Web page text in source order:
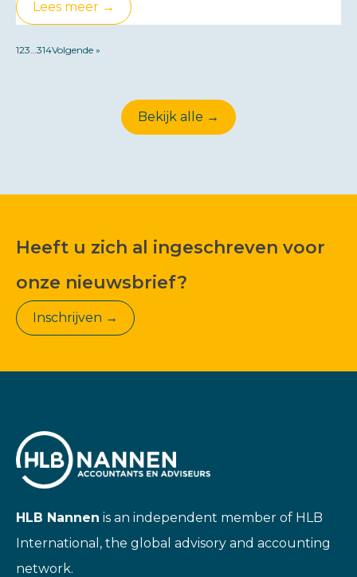
Lees meer →
123 314Volgende »
Bekijk alle →
Heeft u zich al ingeschreven voor
onze nieuwsbrief?
Inschrijven →
HLB Nannen is an independent member of HLB
International, the global advisory and accounting
network.